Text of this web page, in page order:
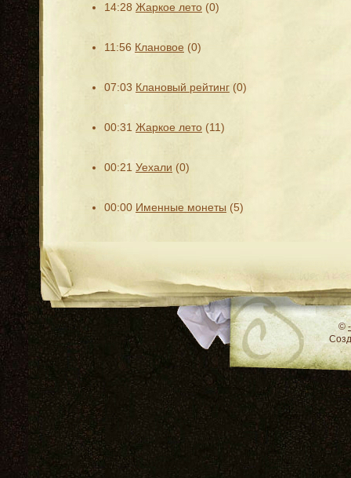
14:28 Жаркое лето (0)
11:56 Клановое (0)
07:03 Клановый рейтинг (0)
00:31 Жаркое лето (11)
00:21 Уехали (0)
00:00 Именные монеты (5)
©
RSS